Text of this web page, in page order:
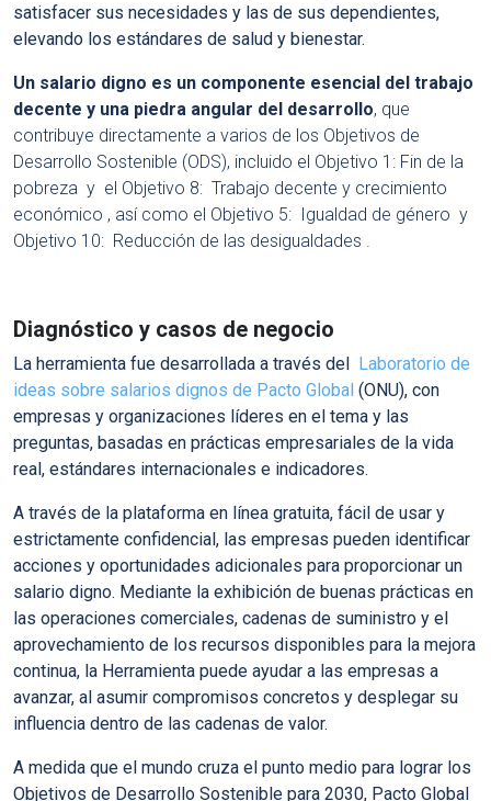
satisfacer sus necesidades y las de sus dependientes,
elevando los estándares de salud y bienestar.
Un salario digno es un componente esencial del trabajo
decente y una piedra angular del desarrollo, que
contribuye directamente a varios de los Objetivos de
Desarrollo Sostenible (ODS), incluido el Objetivo 1: Fin de la
pobreza y el Objetivo 8: Trabajo decente y crecimiento
económico , así como el Objetivo 5: Igualdad de género y
Objetivo 10: Reducción de las desigualdades .
Diagnóstico y casos de negocio
La herramienta fue desarrollada a través del Laboratorio de
ideas sobre salarios dignos de Pacto Global (ONU), con
empresas y organizaciones líderes en el tema y las
preguntas, basadas en prácticas empresariales de la vida
real, estándares internacionales e indicadores.
A través de la plataforma en línea gratuita, fácil de usar y
estrictamente confidencial, las empresas pueden identificar
acciones y oportunidades adicionales para proporcionar un
salario digno. Mediante la exhibición de buenas prácticas en
las operaciones comerciales, cadenas de suministro y el
aprovechamiento de los recursos disponibles para la mejora
continua, la Herramienta puede ayudar a las empresas a
avanzar, al asumir compromisos concretos y desplegar su
influencia dentro de las cadenas de valor.
A medida que el mundo cruza el punto medio para lograr los
Objetivos de Desarrollo Sostenible para 2030, Pacto Global